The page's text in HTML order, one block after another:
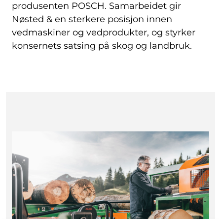
produsenten POSCH. Samarbeidet gir
Nøsted & en sterkere posisjon innen
vedmaskiner og vedprodukter, og styrker
konsernets satsing på skog og landbruk.